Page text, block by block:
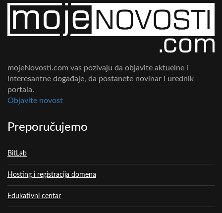
mojeNovosti.com vas pozivaju da objavite aktuelne i
interesantne događaje, da postanete novinar i urednik
portala.
Objavite novost
Preporučujemo
BitLab
Hosting i registracija domena
Edukativni centar